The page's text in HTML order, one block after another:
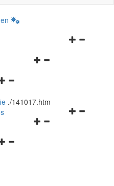
Navigationsmenü
./141017.htm
Navigationsmenü